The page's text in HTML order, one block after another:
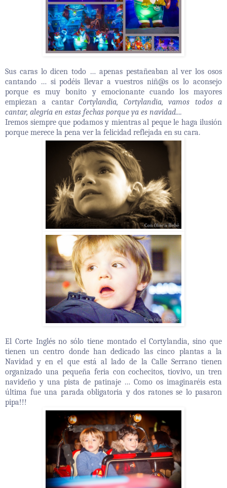
Sus caras lo dicen todo … apenas pestañeaban al ver los osos
cantando … si podéis llevar a vuestros niñ@sos lo aconsejo
porque es muy bonito y emocionante cuando los mayores
empiezan a cantarCortylandia, Cortylandia, vamos todos a
cantar, alegría en estas fechas porque ya es navidad....
Iremos siempre que podamos y mientras al peque le haga ilusión
porque merece la pena ver la felicidad reflejada en su cara.
El Corte Inglés no sólo tiene montado el Cortylandia, sino que
tienen un centro donde han dedicado las cinco plantas a la
Navidad y en el que está al lado de la Calle Serrano tienen
organizado una pequeña feria con cochecitos, tiovivo, un tren
navideño y una pista de patinaje … Como os imaginaréis esta
última fue una parada obligatoria y dos ratones se lo pasaron
pipa!!!